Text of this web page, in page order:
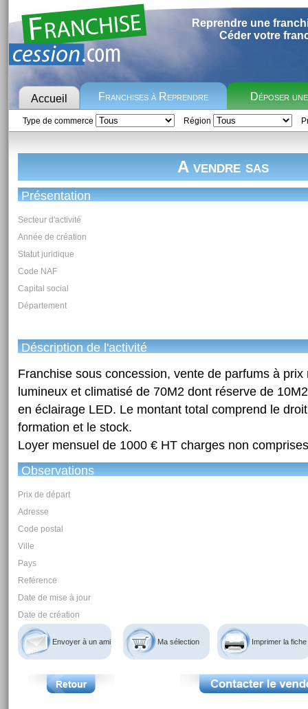
Reprendre une
Céder votre
Accueil Franchises à Reprendre Déposer
Type de commerce Région
A vendre sas
Présentation
Secteur d'activité
Année de création
Statut juridique
Code NAF
Capital social
Département
Déscription de l'activité
Franchise sous concession, vente de parfums à prix
lumineux et climatisé de 70M2 dont réserve de
en éclairage LED. Le montant total comprend le
formation et le stock.
Loyer mensuel de 1000 € HT charges non
Observations
Prix de départ
Adresse
Code postal
Ville
Pays
Reférence
Date de mise à jour
Date de création
Envoyer à un ami Ma sélection Imprimer la fiche